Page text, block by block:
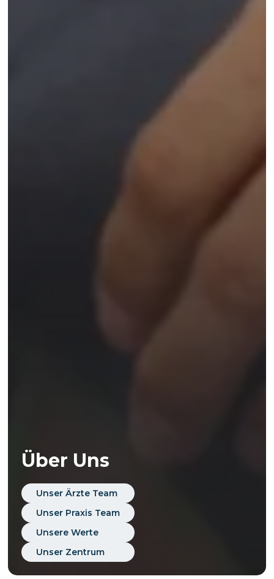
Über Uns
Unser Ärzte Team
Unser Praxis Team
Unsere Werte
Unser Zentrum